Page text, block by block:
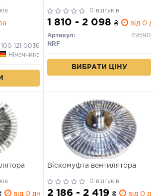
100 121 0036
Німеччина
0 відгуків
1 810 - 2 098 ₴ від 0
Артикул:
49590
NRF
ВИБРАТИ ЦІНУ
від 0 дн.
Віскомуфта вентилятора
0 відгуків
2 186 - 2 419 ₴
від 0